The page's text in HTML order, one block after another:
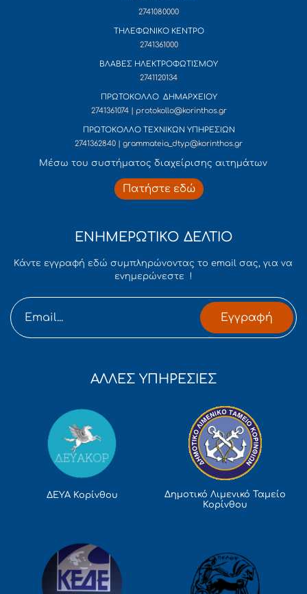
2741080000
ΤΗΛΕΦΩΝΙΚΟ ΚΕΝΤΡΟ
2741361000
ΒΛΑΒΕΣ ΗΛΕΚΤΡΟΦΩΤΙΣΜΟΥ
2741120134
ΠΡΩΤΟΚΟΛΛΟ ΔΗΜΑΡΧΕΙΟΥ
2741361074 | protokollo@korinthos.gr
ΠΡΩΤΟΚΟΛΛΟ ΤΕΧΝΙΚΩΝ ΥΠΗΡΕΣΙΩΝ
2741362840 | grammateia_dtyp@korinthos.gr
Mέσω του συστήματος διαχείρισης αιτημάτων
Πατήστε εδώ
ΕΝΗΜΕΡΩΤΙΚΟ ΔΕΛΤΙΟ
Κάντε εγγραφή εδώ συμπληρώνοντας το email σας, για να
ενημερώνεστε !
Εγγραφή
ΑΛΛΕΣ ΥΠΗΡΕΣΙΕΣ
ΔΕΥΑ Κορίνθου
Δημοτικό Λιμενικό Ταμείο
Κορίνθου